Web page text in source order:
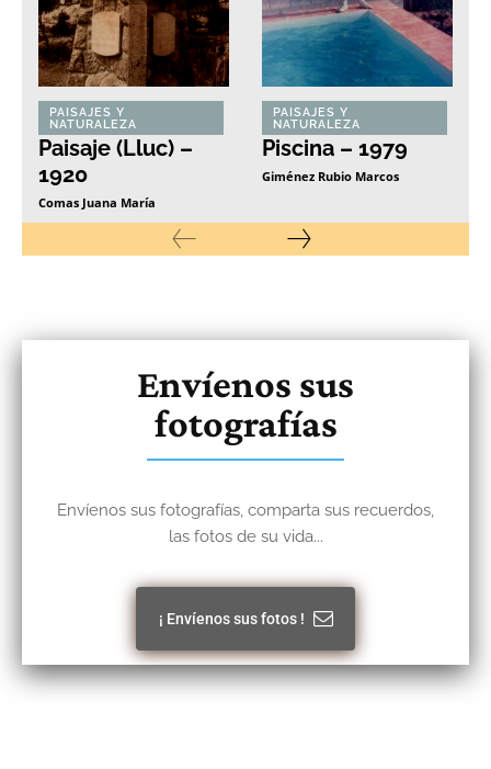
PAISAJES Y
NATURALEZA
Paisaje (Lluc) –
1920
Comas Juana María
PAISAJES Y
NATURALEZA
Piscina – 1979
Giménez Rubio Marcos
Envíenos sus
fotografías
Envíenos sus fotografías, comparta sus recuerdos,
las fotos de su vida...
¡ Envíenos sus fotos !